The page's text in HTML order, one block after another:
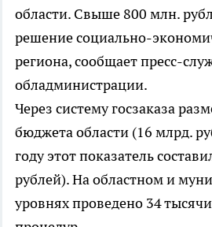
области. Cвыше 800 млн.
решение социально-
региона, сообщает пресс-
обладминистрации.
Через систему госзаказа
бюджета области (16 млрд.
году этот показатель
рублей). На областном и
уровнях проведено 34